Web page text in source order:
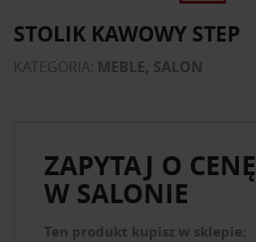
STOLIK KAWOWY STEP
KATEGORIA: MEBLE, SALON
ZAPYTAJ O CENĘ
W SALONIE
Ten produkt kupisz w sklepie: